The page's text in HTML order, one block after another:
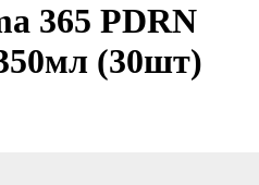
365 PDRN
(30шт)